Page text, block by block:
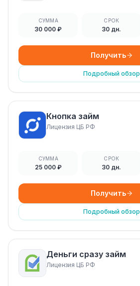
СУММА
30 000 ₽
СРОК
30 дн.
Получить
Подробный обзор
Кнопка займ
Лицензия ЦБ РФ
СУММА
25 000 ₽
СРОК
30 дн.
Получить
Подробный обзор
Деньги сразу займ
Лицензия ЦБ РФ